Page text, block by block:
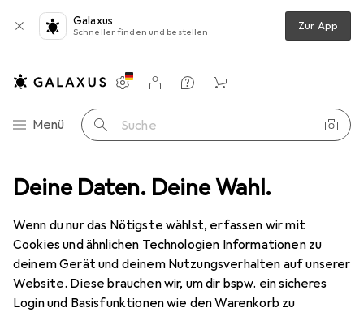
Deine Daten. Deine Wahl.
Wenn du nur das Nötigste wählst, erfassen wir mit
Cookies und ähnlichen Technologien Informationen zu
deinem Gerät und deinem Nutzungsverhalten auf unserer
Website. Diese brauchen wir, um dir bspw. ein sicheres
Login und Basisfunktionen wie den Warenkorb zu
Galaxus
Schneller finden und bestellen Zur App
Navigation nach Kategorien
Menü Suche
Einstellungen
Kundenkonto
Vergleichslisten
Merklisten
Warenkorb
Fachbücher Scheidel:Schönheitsdiskurse in der Lite
EUR
34,95
Scheidel:Schönheitsdiskurse in der
Lite
Deutsch, Fabian David Scheidel, 2024